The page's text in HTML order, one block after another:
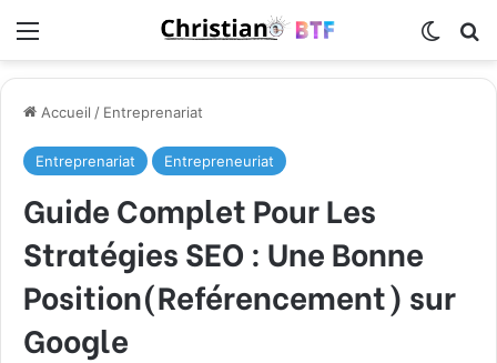
Menu
Accueil / Entreprenariat
Entreprenariat Entrepreneuriat
Guide Complet Pour Les
Stratégies SEO : Une Bonne
Position(Reférencement) sur
Google